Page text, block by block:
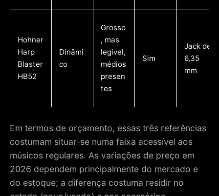
Hohner
Harp
Blaster
HB52
Dinâmi
co
Grosso
, mas
legível,
médios
presen
tes
Sim
Jack de
6,35
mm
Em termos de orçamento, essas três referências
costumam situar-se numa faixa acessível aos
músicos regulares. As variações de preço em
2026 dependem principalmente do mercado e
do estoque; a diferença costuma residir no